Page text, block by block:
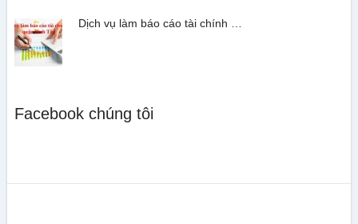
Dịch vụ làm báo cáo tài chính …
Facebook chúng tôi